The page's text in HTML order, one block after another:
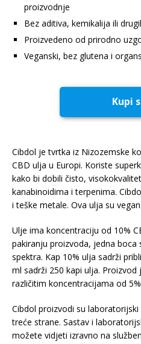
proizvodnje
Bez aditiva, kemikalija ili
Proizvedeno od prirodno
Veganski, bez glutena i
Kupi
Cibdol je tvrtka iz Nizozemske
CBD ulja u Europi. Koriste
kako bi dobili čisto,
kanabinoidima i terpenima.
i teške metale. Ova ulja su
Ulje ima koncentraciju od 10%
pakiranju proizvoda, jedna boca
spektra. Kap 10% ulja sadrži
ml sadrži 250 kapi ulja.
različitim koncentracijama od
Cibdol proizvodi su
treće strane. Sastav i
možete vidjeti izravno na